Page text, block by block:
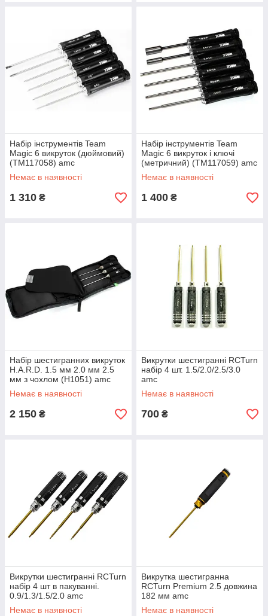
Набір інструментів Team
Magic 6 викруток (дюймовий)
(TM117058) amc
Немає в наявності
1 310 ₴
Набір інструментів Team
Magic 6 викруток і ключі
(метричний) (TM117059) amc
Немає в наявності
1 400 ₴
Набір шестигранних викруток
H.A.R.D. 1.5 мм 2.0 мм 2.5
мм з чохлом (H1051) amc
Немає в наявності
2 150 ₴
Викрутки шестигранні RCTurn
набір 4 шт. 1.5/2.0/2.5/3.0
amc
Немає в наявності
700 ₴
Викрутки шестигранні RCTurn
набір 4 шт в пакуванні.
0.9/1.3/1.5/2.0 amc
Немає в наявності
Викрутка шестигранна
RCTurn Premium 2.5 довжина
182 мм amc
Немає в наявності